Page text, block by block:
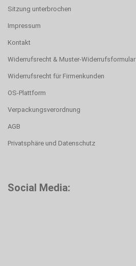
Sitzung unterbrochen
Impressum
Kontakt
Widerrufsrecht & Muster-Widerrufsformular
Widerrufsrecht für Firmenkunden
OS-Plattform
Verpackungsverordnung
AGB
Privatsphäre und Datenschutz
Social Media: